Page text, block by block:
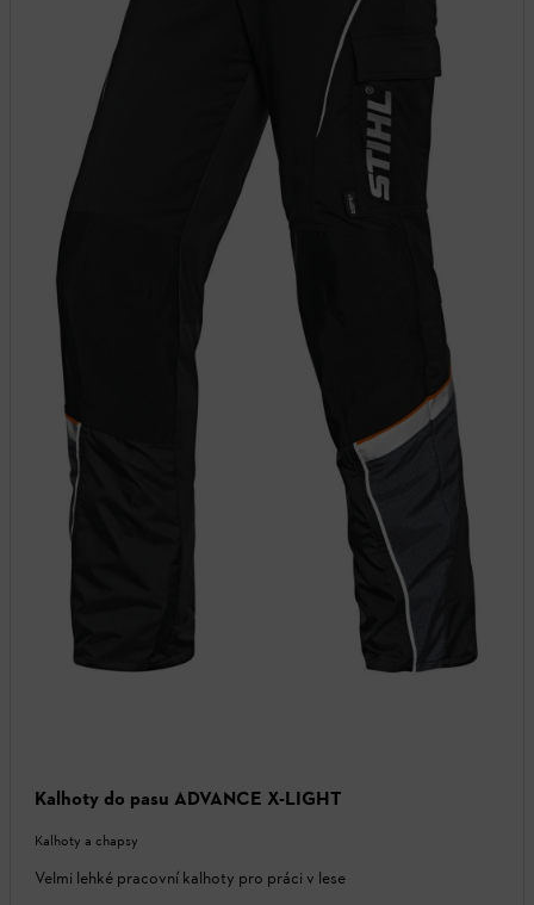
Kalhoty do pasu ADVANCE X-LIGHT
Kalhoty a chapsy
Velmi lehké pracovní kalhoty pro práci v lese